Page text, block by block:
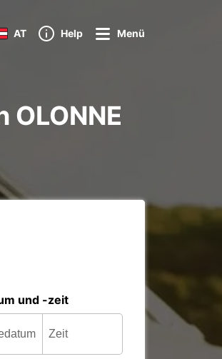
AT Help Menü
und -zeit